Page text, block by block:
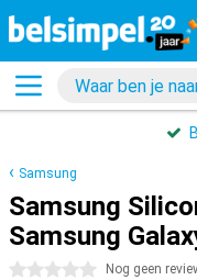
Samsung
Samsung
Samsung
0 sterren Nog geen